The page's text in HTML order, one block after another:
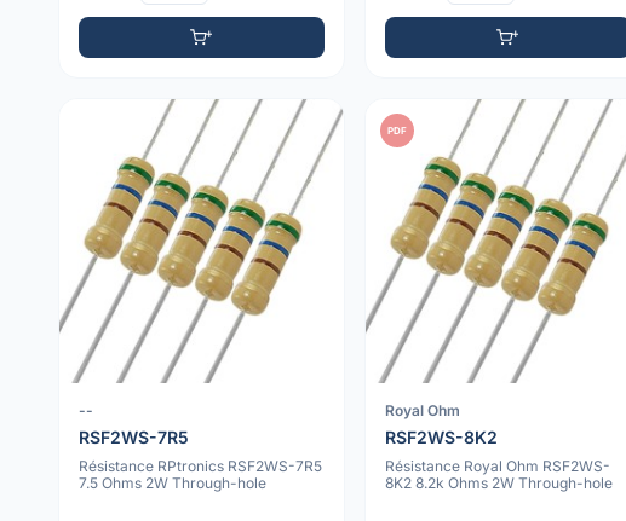
--
RSF2WS-7R5
Résistance RPtronics RSF2WS-7R5
7.5 Ohms 2W Through-hole
PDF
Royal Ohm
RSF2WS-8K2
Résistance Royal Ohm RSF2WS-
8K2 8.2k Ohms 2W Through-hole